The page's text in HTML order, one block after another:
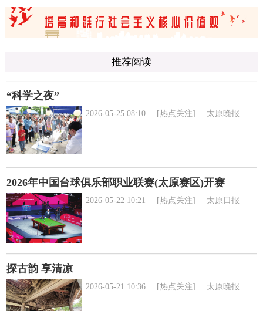
推荐阅读
“科学之夜”
2026-05-25 08:10 [热点关注] 太原晚报
2026年中国台球俱乐部职业联赛(太原赛区)开赛
2026-05-22 10:21 [热点关注] 太原日报
探古韵 享清凉
2026-05-21 10:36 [热点关注] 太原晚报